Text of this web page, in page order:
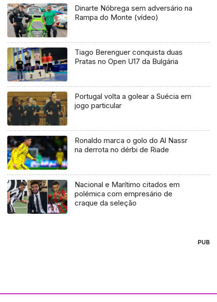
Dinarte Nóbrega sem adversário na
Rampa do Monte (vídeo)
Tiago Berenguer conquista duas
Pratas no Open U17 da Bulgária
Portugal volta a golear a Suécia em
jogo particular
Ronaldo marca o golo do Al Nassr
na derrota no dérbi de Riade
Nacional e Marítimo citados em
polémica com empresário de
craque da seleção
PUB